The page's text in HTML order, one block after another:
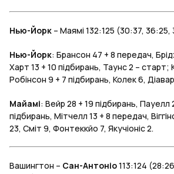
Нью-Йорк – Маямі 132:125 (30:37,
Нью-Йорк: Брансон 47 + 8 передач,
Харт 13 + 10 підбирань, Таунс 2 – старт;
Робінсон 9 + 7 підбирань, Колек 6,
Майамі: Вейр 28 + 19 підбирань,
підбирань, Мітчелл 13 + 8 передач,
23, Сміт 9, Фонтеккйо 7, Якучіоніс 2.
Вашингтон – Сан-Антоніо113:124